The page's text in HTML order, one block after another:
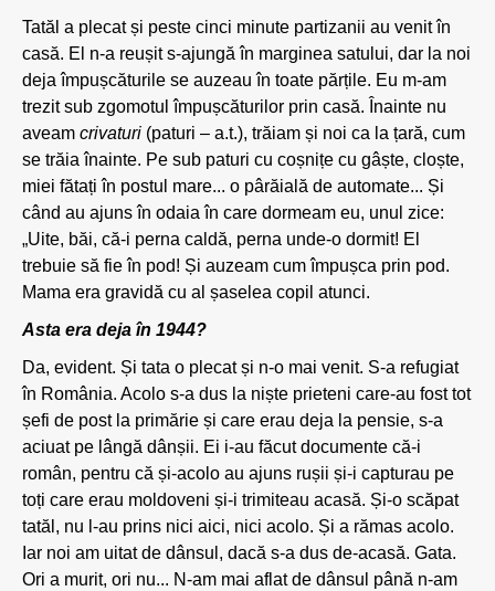
Tatăl a plecat și peste cinci minute partizanii au venit în
casă. El n-a reușit s-ajungă în marginea satului, dar la noi
deja împușcăturile se auzeau în toate părțile. Eu m-am
trezit sub zgomotul împușcăturilor prin casă. Înainte nu
aveam crivaturi (paturi – a.t.), trăiam și noi ca la țară, cum
se trăia înainte. Pe sub paturi cu coșnițe cu gâște, cloște,
miei fătați în postul mare... o pârăială de automate... Și
când au ajuns în odaia în care dormeam eu, unul zice:
„Uite, băi, că-i perna caldă, perna unde-o dormit! El
trebuie să fie în pod! Și auzeam cum împușca prin pod.
Mama era gravidă cu al șaselea copil atunci.
Asta era deja în 1944?
Da, evident. Și tata o plecat și n-o mai venit. S-a refugiat
în România. Acolo s-a dus la niște prieteni care-au fost tot
șefi de post la primărie și care erau deja la pensie, s-a
aciuat pe lângă dânșii. Ei i-au făcut documente că-i
român, pentru că și-acolo au ajuns rușii și-i capturau pe
toți care erau moldoveni și-i trimiteau acasă. Și-o scăpat
tatăl, nu l-au prins nici aici, nici acolo. Și a rămas acolo.
Iar noi am uitat de dânsul, dacă s-a dus de-acasă. Gata.
Ori a murit, ori nu... N-am mai aflat de dânsul până n-am